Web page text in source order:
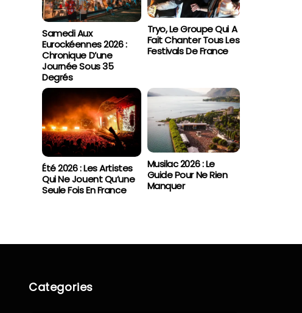
Samedi Aux
Eurockéennes 2026 :
Chronique D’une
Journée Sous 35
Degrés
Tryo, Le Groupe Qui A
Fait Chanter Tous Les
Festivals De France
Été 2026 : Les Artistes
Qui Ne Jouent Qu’une
Seule Fois En France
Musilac 2026 : Le
Guide Pour Ne Rien
Manquer
Categories